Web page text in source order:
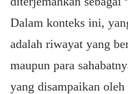
Dalam konteks ini,
adalah riwayat yang
maupun para
yang disampaikan